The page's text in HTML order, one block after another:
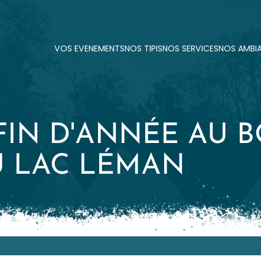
VOS EVENEMENTSNOS TIPISNOS SERVICESNOS
D'ANNÉE AU
LAC LÉMAN